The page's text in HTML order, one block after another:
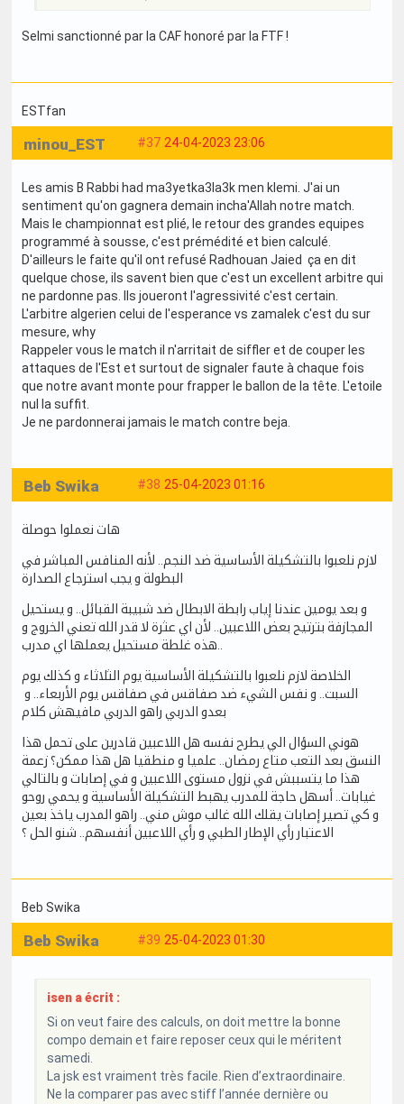
Selmi sanctionné par la CAF honoré par la FTF !
ESTfan
#37 24-04-2023 23:06
minou_EST
Les amis B Rabbi had ma3yetka3la3k men klemi. J'ai un
sentiment qu'on gagnera demain incha'Allah notre match.
Mais le championnat est plié, le retour des grandes equipes
programmé à sousse, c'est prémédité et bien calculé.
D'ailleurs le faite qu'il ont refusé Radhouan Jaied ça en dit
quelque chose, ils savent bien que c'est un excellent arbitre qui
ne pardonne pas. Ils joueront l'agressivité c'est certain.
L'arbitre algerien celui de l'esperance vs zamalek c'est du sur
mesure, why
Rappeler vous le match il n'arritait de siffler et de couper les
attaques de l'Est et surtout de signaler faute à chaque fois
que notre avant monte pour frapper le ballon de la tête. L'etoile
nul la suffit.
Je ne pardonnerai jamais le match contre beja.
#38 25-04-2023 01:16
Beb Swika
هات نعملوا حوصلة
لازم نلعبوا بالتشكيلة الأساسية ضد النجم.. لأنه المنافس المباشر في
البطولة و يجب استرجاع الصدارة
و بعد يومين عندنا إياب رابطة الابطال ضد شبيبة القبائل.. و يستحيل
المجازفة بترتيح بعض اللاعبين.. لأن اي عثرة لا قدر الله تعني الخروج و
الخلاصة لازم نلعبوا بالتشكيلة الأساسية يوم الثلاثاء و كذلك يوم
السبت.. و نفس الشيء ضد صفاقس في صفاقس يوم الأربعاء.. و
بعدو الدربي راهو الدربي مافيهش كلام
هوني السؤال الي يطرح نفسه هل اللاعبين قادرين على تحمل هذا
النسق بعد التعب متاع رمضان.. علميا و منطقيا هل هذا ممكن؟ زعمة
هذا ما يتسببش في نزول مستوى اللاعبين و في إصابات و بالتالي
غيابات.. أسهل حاجة للمدرب يهبط التشكيلة الأساسية و يحمي روحو
و كي تصير إصابات يقلك الله غالب موش مني.. راهو المدرب ياخذ بعين
الاعتبار رأي الإطار الطبي و رأي اللاعبين أنفسهم.. شنو الحل ؟
Beb Swika
#39 25-04-2023 01:30
Beb Swika
isen a écrit :
Si on veut faire des calculs, on doit mettre la bonne
compo demain et faire reposer ceux qui le méritent
samedi.
La jsk est vraiment très facile. Rien d’extraordinaire.
Ne la comparer pas avec stiff l’année dernière ou